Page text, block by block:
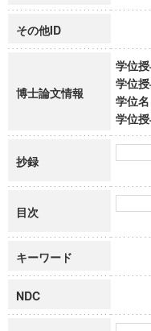
その他ID
博士論文情報
学位
学位
学位名
学位
抄録
目次
キーワード
NDC